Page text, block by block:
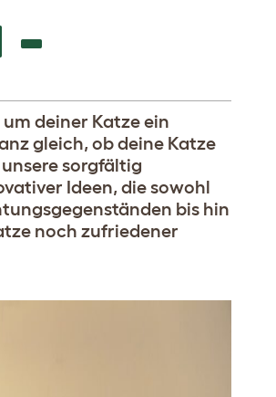
–
deiner Katze ein
gleich, ob deine Katze
sorgfältig
Ideen, die sowohl
bis hin
noch zufriedener